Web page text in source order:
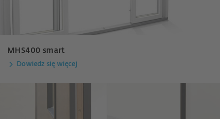
MHS400 smart
Dowiedz się więcej